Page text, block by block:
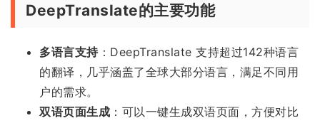
DeepTranslate的主要功能
多语言支持：DeepTranslate 支持超过142种语言
的翻译，几乎涵盖了全球大部分语言，满足不同用
户的需求。
双语页面生成 ：可以一键生成双语页面，方便对比